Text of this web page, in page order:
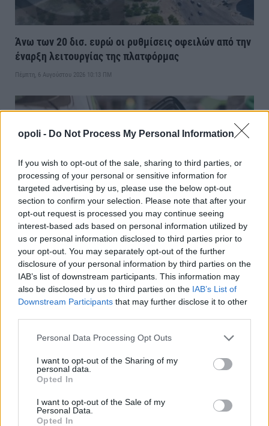
opoli - Do Not Process My Personal Information
If you wish to opt-out of the sale, sharing to third parties, or
processing of your personal or sensitive information for
targeted advertising by us, please use the below opt-out
section to confirm your selection. Please note that after your
opt-out request is processed you may continue seeing
interest-based ads based on personal information utilized by
us or personal information disclosed to third parties prior to
your opt-out. You may separately opt-out of the further
disclosure of your personal information by third parties on the
IAB’s list of downstream participants. This information may
also be disclosed by us to third parties on the IAB’s List of
Downstream Participants that may further disclose it to other
Personal Data Processing Opt Outs
I want to opt-out of the Sharing of my
personal data.
Opted In
I want to opt-out of the Sale of my
Personal Data.
Opted In
Άνω των 20 δισ. ευρώ οι ρυθμίσεις οφειλών από την
έναρξη λειτουργίας της πλατφόρμας
Πέμπτη, 6 Αυγούστου 2026 10:13 ΠΜ
Πετρέλαιο:Κάτω από τα 80 δολάρια το Brent-Μέχρι
τις 31 Αυγούστου η επιδότηση στο diesel
Τετάρτη, 5 Αυγούστου 2026 10:28 ΠΜ